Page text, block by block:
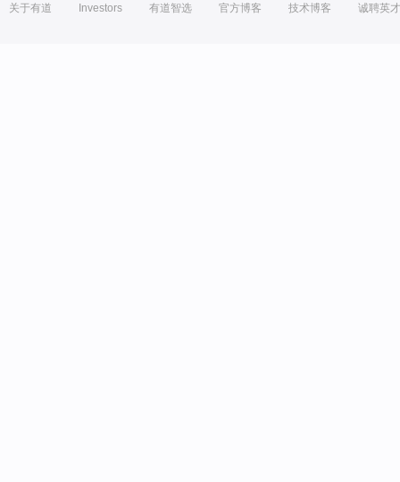
关于有道 Investors 有道智选 官方博客 技术博客 诚聘英才